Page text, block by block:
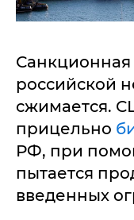
российской
сжимается.
прицельно
РФ, при
пытается
введенных